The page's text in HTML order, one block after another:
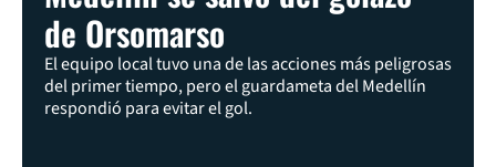
de Orsomarso
El equipo local tuvo una de las acciones más peligrosas
del primer tiempo, pero el guardameta del Medellín
respondió para evitar el gol.